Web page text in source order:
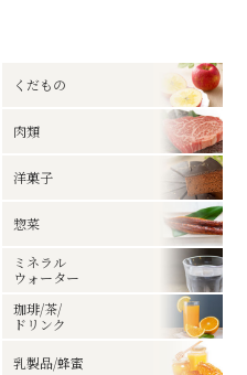
くだもの
肉類
洋菓子
惣菜
ミネラル
ウォーター
珈琲/茶/
ドリンク
乳製品/蜂蜜